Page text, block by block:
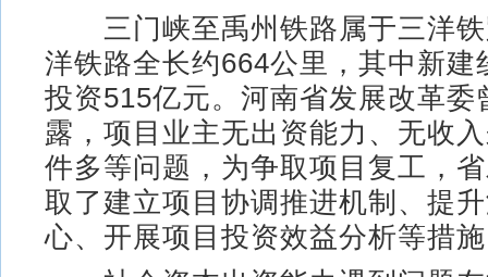
三门峡至禹州铁路属于三洋铁
洋铁路全长约664公里，其中新建
投资515亿元。河南省发展改革委
露，项目业主无出资能力、无收
件多等问题，为争取项目复工，
取了建立项目协调推进机制、提
心、开展项目投资效益分析等措